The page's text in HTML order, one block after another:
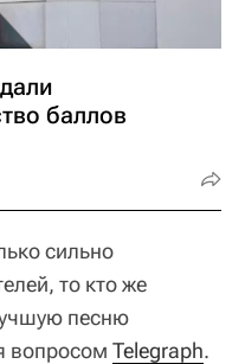
баллов
сильно
то кто же
песню
вопросом Telegraph.